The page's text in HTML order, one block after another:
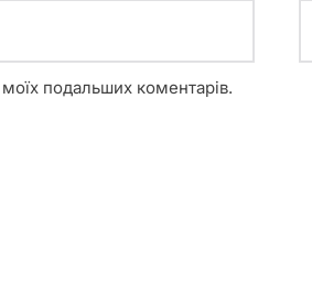
подальших коментарів.